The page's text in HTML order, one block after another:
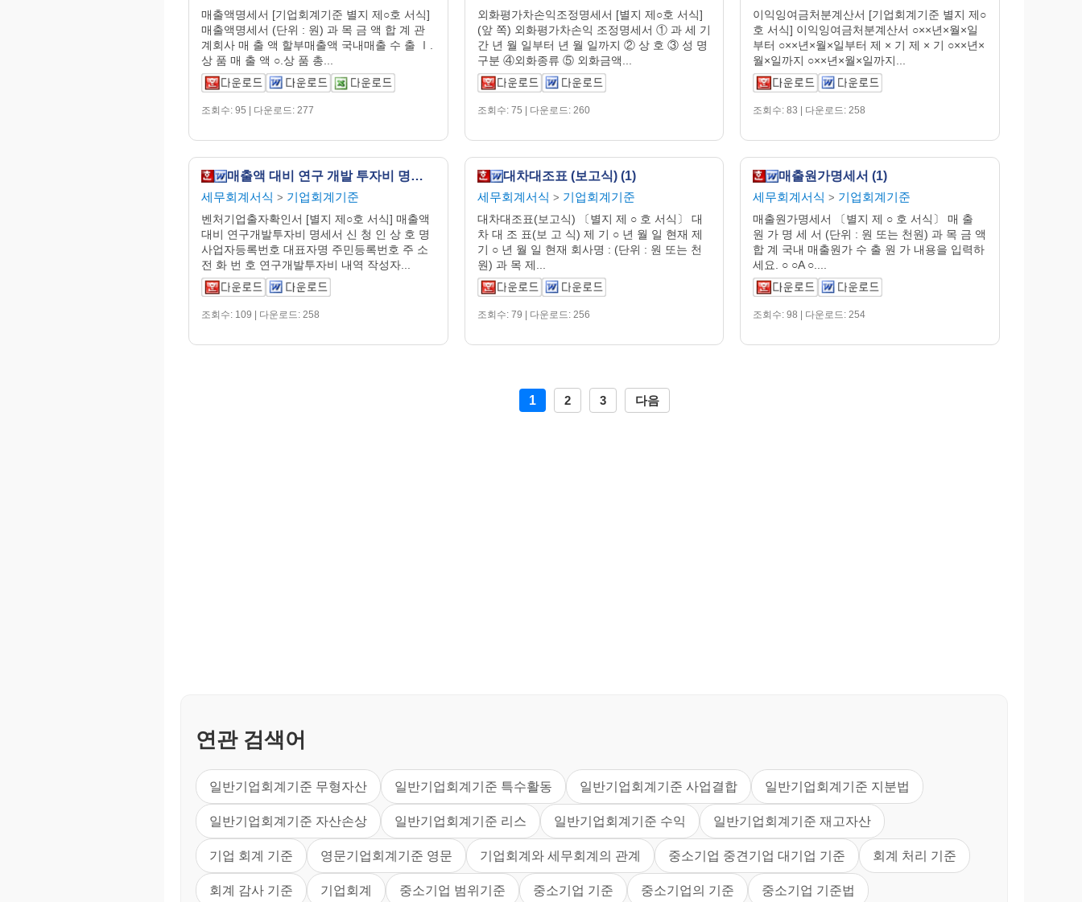
매출액명세서 [기업회계기준 별지 제○호 서식]
매출액명세서 (단위 : 원) 과 목 금 액 합 계 관
계회사 매 출 액 할부매출액 국내매출 수 출 Ⅰ.
상 품 매 출 액 ○.상 품 총...
조회수: 95 | 다운로드: 277
외화평가차손익조정명세서 [별지 제○호 서식]
(앞 쪽) 외화평가차손익 조정명세서 ① 과 세 기
간 년 월 일부터 년 월 일까지 ② 상 호 ③ 성 명
구분 ④외화종류 ⑤ 외화금액...
조회수: 75 | 다운로드: 260
이익잉여금처분계산서 [기업회계기준 별지 제○
호 서식] 이익잉여금처분계산서 ○××년×월×일
부터 ○××년×월×일부터 제 × 기 제 × 기 ○××년×
월×일까지 ○××년×월×일까지...
조회수: 83 | 다운로드: 258
매출액 대비 연구 개발 투자비 명세서
세무회계서식 > 기업회계기준
벤처기업출자확인서 [별지 제○호 서식] 매출액
대비 연구개발투자비 명세서 신 청 인 상 호 명
사업자등록번호 대표자명 주민등록번호 주 소
전 화 번 호 연구개발투자비 내역 작성자...
조회수: 109 | 다운로드: 258
대차대조표 (보고식) (1)
세무회계서식 > 기업회계기준
대차대조표(보고식) 〔별지 제 ○ 호 서식〕 대
차 대 조 표(보 고 식) 제 기 ○ 년 월 일 현재 제
기 ○ 년 월 일 현재 회사명 : (단위 : 원 또는 천
원) 과 목 제...
조회수: 79 | 다운로드: 256
매출원가명세서 (1)
세무회계서식 > 기업회계기준
매출원가명세서 〔별지 제 ○ 호 서식〕 매 출
원 가 명 세 서 (단위 : 원 또는 천원) 과 목 금 액
합 계 국내 매출원가 수 출 원 가 내용을 입력하
세요. ○ ○A ○....
조회수: 98 | 다운로드: 254
1 2 3 다음
연관 검색어
일반기업회계기준 무형자산 일반기업회계기준 특수활동 일반기업회계기준 사업결합 일반기업회계기준 지분법
일반기업회계기준 자산손상 일반기업회계기준 리스 일반기업회계기준 수익 일반기업회계기준 재고자산
기업 회계 기준 영문기업회계기준 영문 기업회계와 세무회계의 관계 중소기업 중견기업 대기업 기준 회계 처리 기준
회계 감사 기준 기업회계 중소기업 범위기준 중소기업 기준 중소기업의 기준 중소기업 기준법